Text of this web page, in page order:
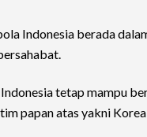
Indonesia berada
tetap mampu
papan atas yakni